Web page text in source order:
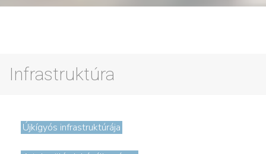
Infrastruktúra
Újkígyós infrastruktúrája